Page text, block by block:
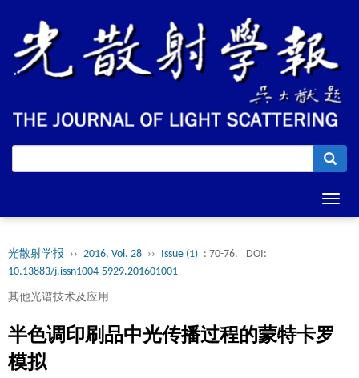
光散射学报 ›› 2016, Vol. 28 ›› Issue (1) : 70-76.
DOI:
10.13883/j.issn1004-5929.201601001
其他光谱技术及应用
半色调印刷品中光传播过程的蒙特卡罗
模拟